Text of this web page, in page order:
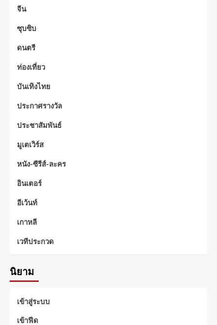
จีน
ซุบซิบ
ดนตรี
ท่องเที่ยว
บันเทิงไทย
ประกาศรางวัล
ประชาสัมพันธ์
มูเตเวิร์ส
หนัง-ซีรีส์-ละคร
อินเตอร์
อีเว้นท์
เกาหลี
เวทีประกวด
นิยาม
เข้าสู่ระบบ
เข้าฟีด